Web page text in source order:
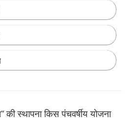
की स्‍थापना किस पंचवर्षीय योजना